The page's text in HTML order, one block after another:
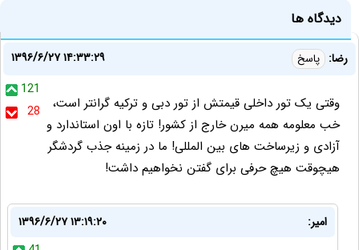
دیدگاه ها
رضا: پاسخ
۱۳۹۶/۶/۲۷ ۱۴:۳۳:۲۹
121
28
وقتی یک تور داخلی قیمتش از تور دبی و ترکیه گرانتر است،
خب معلومه همه میرن خارج از کشور! تازه با اون استاندارد و
آزادی و زیرساخت های بین المللی! ما در زمینه جذب گردشگر
هیچوقت هیچ حرفی برای گفتن نخواهیم داشت!
امیر:
۱۳۹۶/۶/۲۷ ۱۳:۱۹:۲۰